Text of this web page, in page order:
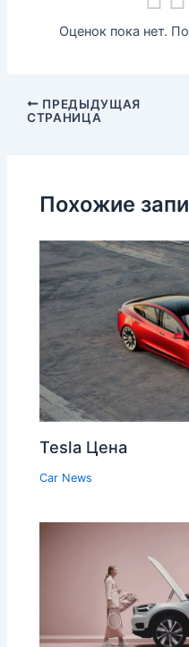
Оценок пока нет.
ПРЕДЫДУЩАЯ
СТРАНИЦА
Похожие
Tesla Цена
Car News